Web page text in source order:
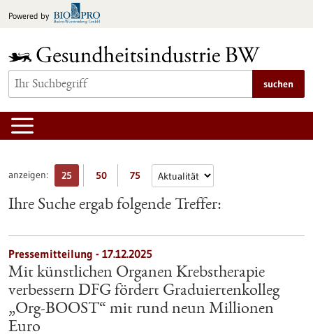
Inhalt
Powered by
suchen
anzeigen: 25 50 75
Ihre Suche ergab folgende Treffer:
Pressemitteilung - 17.12.2025
Mit künstlichen Organen Krebstherapie
verbessern DFG fördert Graduiertenkolleg
„Org-BOOST“ mit rund neun Millionen
Euro